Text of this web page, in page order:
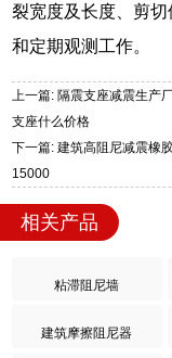
裂宽度及长度、剪
和定期观测工作。
上一篇: 隔震支座减震生产
支座什么价格
下一篇: 建筑高阻尼减震橡
15000
相关产品
粘滞阻尼墙
建筑摩擦阻尼器